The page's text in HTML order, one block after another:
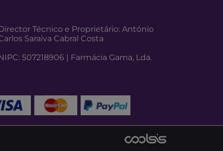
Técnico e Proprietário: António
Saraiva Cabral Costa
507218906 | Farmácia Gama, Lda.